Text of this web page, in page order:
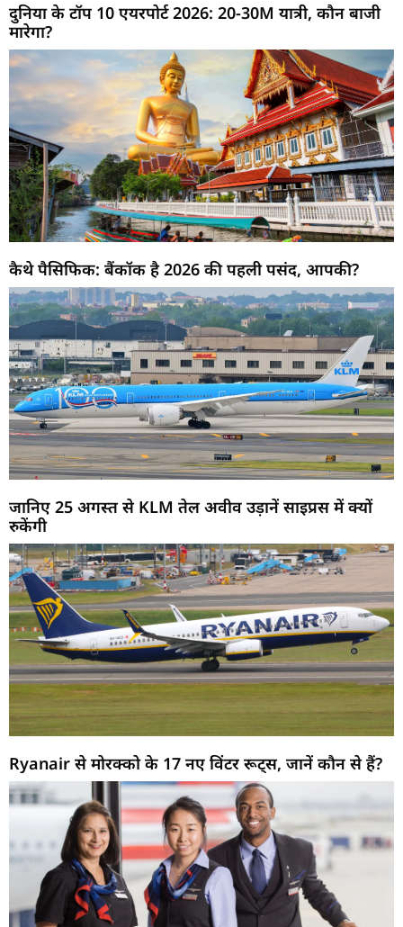
दुनिया के टॉप 10 एयरपोर्ट 2026: 20-30M यात्री, कौन बाजी
मारेगा?
कैथे पैसिफिक: बैंकॉक है 2026 की पहली पसंद, आपकी?
जानिए 25 अगस्त से KLM तेल अवीव उड़ानें साइप्रस में क्यों
रुकेंगी
Ryanair से मोरक्को के 17 नए विंटर रूट्स, जानें कौन से हैं?